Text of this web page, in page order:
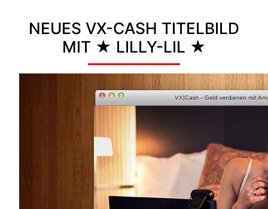
NEUES VX-CASH TITELBILD
MIT ★ LILLY-LIL ★